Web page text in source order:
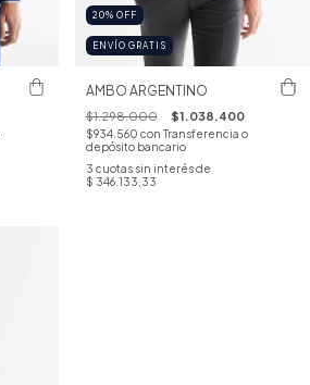
20% OFF
ENVÍO GRATIS
AMBO ARGENTINO
$1.298.000 $1.038.400
$934.560 con Transferencia o
depósito bancario
3 cuotas sin interés de
$ 346.133,33